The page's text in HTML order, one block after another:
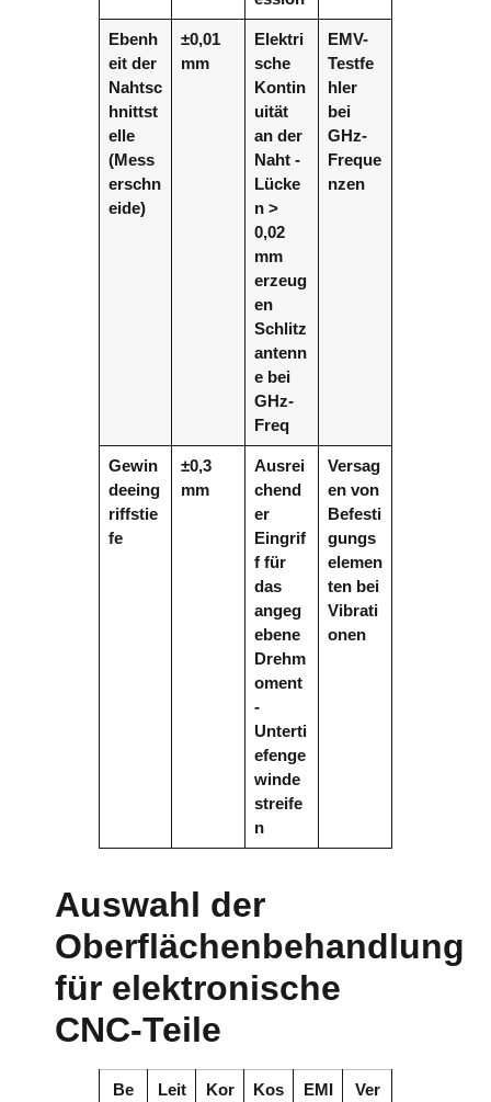
Ebenh
eit der
Nahtsc
hnittst
elle
(Mess
erschn
eide)
±0,01
mm
Elektri
sche
Kontin
uität
an der
Naht -
Lücke
n >
0,02
mm
erzeug
en
Schlitz
antenn
e bei
GHz-
Freq
EMV-
Testfe
hler
bei
GHz-
Freque
nzen
Gewin
deeing
riffstie
fe
±0,3
mm
Ausrei
chend
er
Eingrif
f für
das
angeg
ebene
Drehm
oment
-
Unterti
efenge
winde
streife
n
Versag
en von
Befesti
gungs
elemen
ten bei
Vibrati
onen
Auswahl der
Oberflächenbehandlung
für elektronische
CNC-Teile
Be Leit Kor Kos EMI Ver